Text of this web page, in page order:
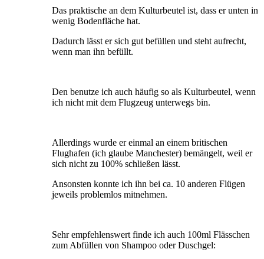
Das praktische an dem Kulturbeutel ist, dass er unten in
wenig Bodenfläche hat.
Dadurch lässt er sich gut befüllen und steht aufrecht,
wenn man ihn befüllt.
Den benutze ich auch häufig so als Kulturbeutel, wenn
ich nicht mit dem Flugzeug unterwegs bin.
Allerdings wurde er einmal an einem britischen
Flughafen (ich glaube Manchester) bemängelt, weil er
sich nicht zu 100% schließen lässt.
Ansonsten konnte ich ihn bei ca. 10 anderen Flügen
jeweils problemlos mitnehmen.
Sehr empfehlenswert finde ich auch 100ml Flässchen
zum Abfüllen von Shampoo oder Duschgel: